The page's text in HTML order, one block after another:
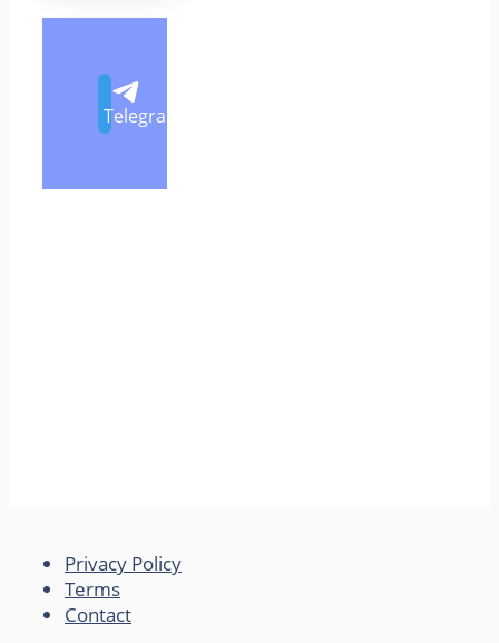
Telegram
Privacy Policy
Terms
Contact